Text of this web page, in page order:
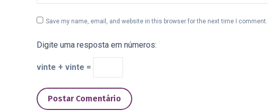
Save my name, email, and website in this browser for the next time I comment.
Digite uma resposta em números:
vinte + vinte =
Postar Comentário